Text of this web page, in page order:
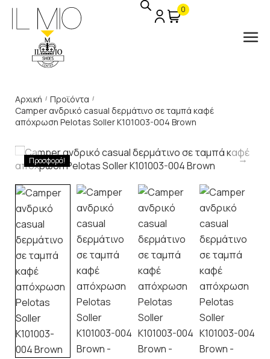
0
Αρχική / Προϊόντα /
Camper ανδρικό casual δερμάτινο σε ταμπά καφέ
απόχρωση Pelotas Soller K101003-004 Brown
Προσφορά!